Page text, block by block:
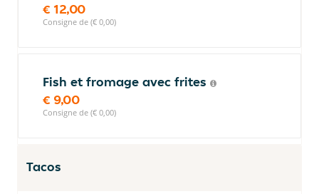
€ 12,00
Consigne de (€ 0,00)
Fish et fromage avec frites
€ 9,00
Consigne de (€ 0,00)
Tacos